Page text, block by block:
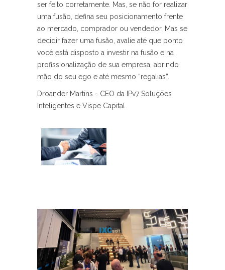
ser feito corretamente. Mas, se não for realizar
uma fusão, defina seu posicionamento frente
ao mercado, comprador ou vendedor. Mas se
decidir fazer uma fusão, avalie até que ponto
você está disposto a investir na fusão e na
profissionalização de sua empresa, abrindo
mão do seu ego e até mesmo “regalias”.
Droander Martins - CEO da IPv7 Soluções
Inteligentes e Vispe Capital